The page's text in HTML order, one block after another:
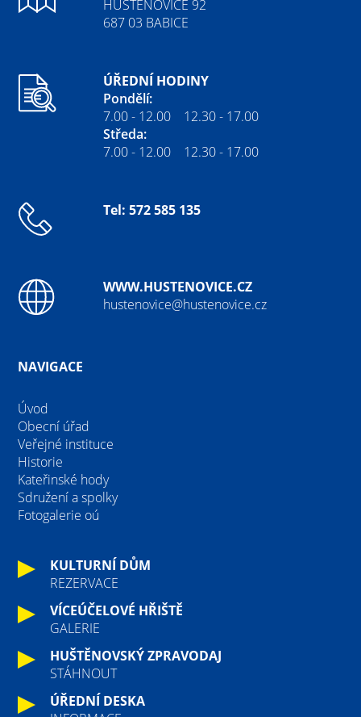
HUŠTĚNOVICE 92
687 03 BABICE
ÚŘEDNÍ HODINY
Pondělí:
7.00 - 12.00 12.30 - 17.00
Středa:
7.00 - 12.00 12.30 - 17.00
Tel: 572 585 135
WWW.HUSTENOVICE.CZ
hustenovice@hustenovice.cz
NAVIGACE
Úvod
Obecní úřad
Veřejné instituce
Historie
Kateřinské hody
Sdružení a spolky
Fotogalerie oú
KULTURNÍ DŮM
REZERVACE
VÍCEÚČELOVÉ HŘIŠTĚ
GALERIE
HUŠTĚNOVSKÝ ZPRAVODAJ
STÁHNOUT
ÚŘEDNÍ DESKA